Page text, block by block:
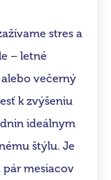
stres a
– letné
večerný
k zvýšeniu
ideálnym
štýlu. Je
mesiacov